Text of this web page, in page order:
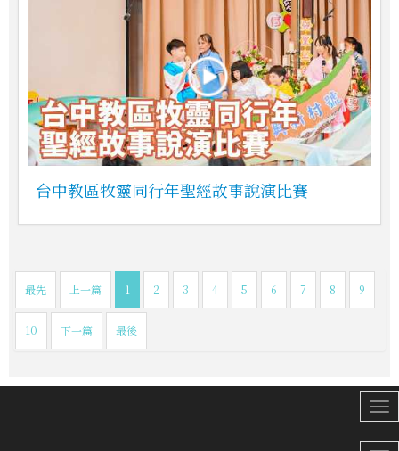
台中教區牧靈同行年聖經故事說演比賽
最先 上一篇 1 2 3 4 5 6 7 8 9
10 下一篇 最後